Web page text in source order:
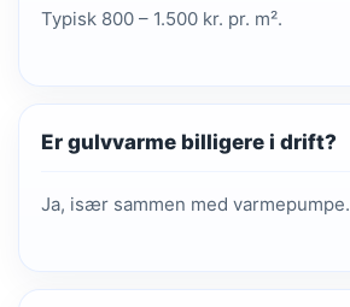
Typisk 800 – 1.500 kr. pr. m².
Er gulvvarme billigere i drift?
Ja, især sammen med varmepumpe.